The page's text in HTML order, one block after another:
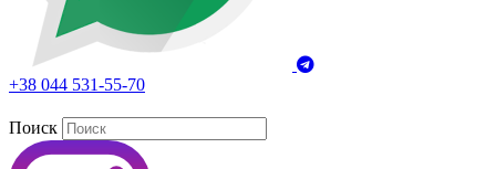
+38 044 531-55-70
Поиск